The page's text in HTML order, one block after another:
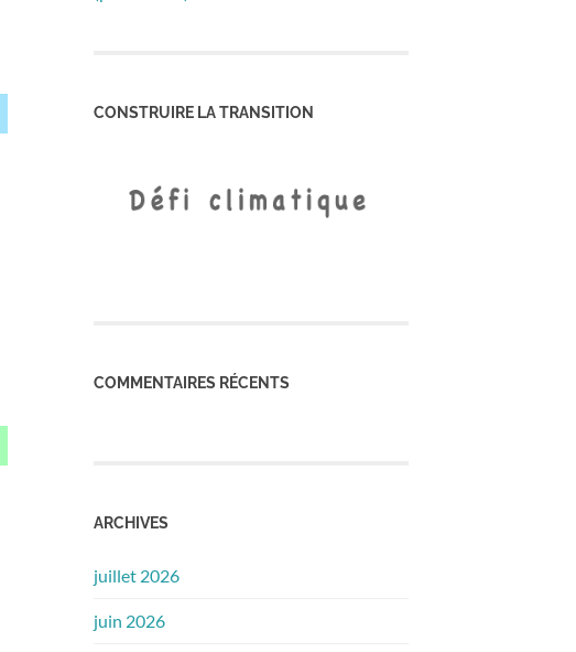
CONSTRUIRE LA TRANSITION
COMMENTAIRES RÉCENTS
ARCHIVES
juillet 2026
juin 2026